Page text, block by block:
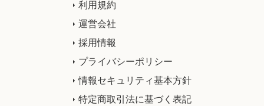
利用規約
運営会社
採用情報
プライバシーポリシー
情報セキュリティ基本方針
特定商取引法に基づく表記